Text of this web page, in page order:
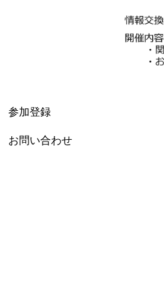
参加登録
お問い合わせ